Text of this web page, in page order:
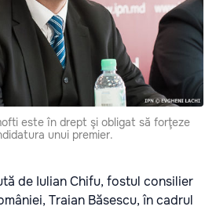
este în drept şi obligat să forţeze
unui premier.
de Iulian Chifu, fostul consilier
Traian Băsescu, în cadrul